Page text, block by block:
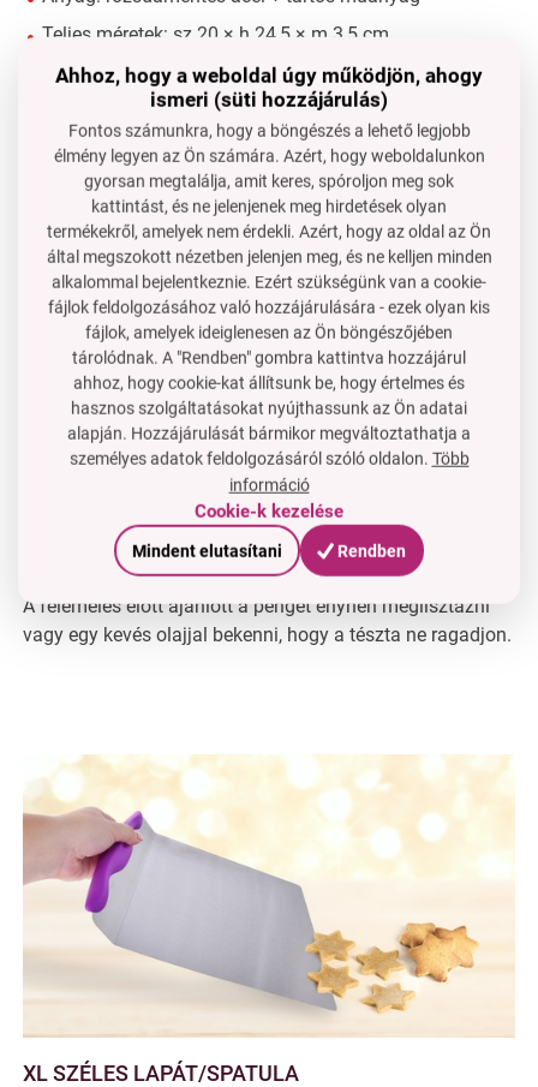
Teljes méretek: sz 20 × h 24,5 × m 3,5 cm
Szedőfelület: kb. 20 × 20 cm
GYIK – gyakran ismételt kérdések
1. Mosható a spatula a mosogatógépben?
Igen, az rozsdamentes rész problémamentesen mosható
a mosogatógépben. Hosszabb élettartam érdekében
ajánljuk a kézi mosogatást és gondos szárítást.
2. Használható grillen is?
Igen, a masszív rozsdamentes anyag magas
hőmérsékleteket is elvisel, csak ügyelni kell a műanyag
nyélre, amelynek nem szabad közvetlenül a lánggal
érintkeznie.
3. Manipulálhatok nehéz péksüteményekkel is?
Igen, a masszív rozsdamentes pengének köszönhetően
nehéz tortákat, nagy pizzákat vagy több péksüteményt is
egyidejűleg elbír.
4. Hogyan kerülhetem el a tészta ragadását?
A felemelés előtt ajánlott a pengét enyhén meglisztázni
vagy egy kevés olajjal bekenni, hogy a tészta ne ragadjon.
XL SZÉLES LAPÁT/SPATULA
Ahhoz, hogy a weboldal úgy működjön, ahogy
ismeri (süti hozzájárulás)
Fontos számunkra, hogy a böngészés a lehető legjobb
élmény legyen az Ön számára. Azért, hogy weboldalunkon
gyorsan megtalálja, amit keres, spóroljon meg sok
kattintást, és ne jelenjenek meg hirdetések olyan
termékekről, amelyek nem érdekli. Azért, hogy az oldal az Ön
által megszokott nézetben jelenjen meg, és ne kelljen minden
alkalommal bejelentkeznie. Ezért szükségünk van a cookie-
fájlok feldolgozásához való hozzájárulására - ezek olyan kis
fájlok, amelyek ideiglenesen az Ön böngészőjében
tárolódnak. A "Rendben" gombra kattintva hozzájárul
ahhoz, hogy cookie-kat állítsunk be, hogy értelmes és
hasznos szolgáltatásokat nyújthassunk az Ön adatai
alapján. Hozzájárulását bármikor megváltoztathatja a
személyes adatok feldolgozásáról szóló oldalon. Több
információ
Cookie-k kezelése
Mindent elutasítani Rendben